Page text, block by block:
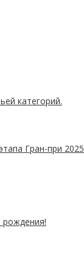
категорий.
Гран-при